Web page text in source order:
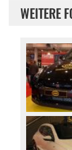
WEITERE